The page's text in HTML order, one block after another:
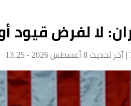
لا لفرض قيود